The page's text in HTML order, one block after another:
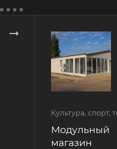
Культура, спорт,
Модульный
магазин